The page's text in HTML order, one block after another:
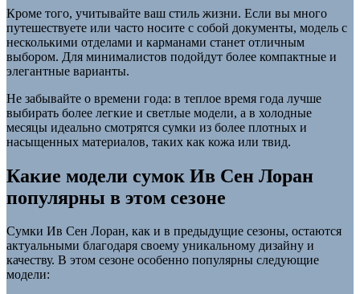
Кроме того, учитывайте ваш стиль жизни. Если вы много
путешествуете или часто носите с собой документы, модель с
несколькими отделами и карманами станет отличным
выбором. Для минималистов подойдут более компактные и
элегантные варианты.
Не забывайте о времени года: в теплое время года лучше
выбирать более легкие и светлые модели, а в холодные
месяцы идеально смотрятся сумки из более плотных и
насыщенных материалов, таких как кожа или твид.
Какие модели сумок Ив Сен Лоран
популярны в этом сезоне
Сумки Ив Сен Лоран, как и в предыдущие сезоны, остаются
актуальными благодаря своему уникальному дизайну и
качеству. В этом сезоне особенно популярны следующие
модели: